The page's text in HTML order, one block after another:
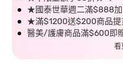
★國泰世華週二滿$888
★滿$1200送$200商品
醫美/護膚商品滿$600即
看